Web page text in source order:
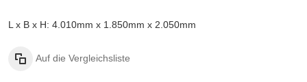
L x B x H: 4.010mm x 1.850mm x 2.050mm
Auf die Vergleichsliste